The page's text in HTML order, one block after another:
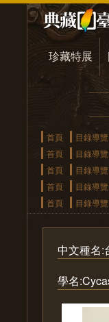
珍藏特展
首頁 目錄導覽
首頁
目錄導覽
首頁
目錄導覽
首頁
目錄導覽
首頁
目錄導覽
中文種名:
學名